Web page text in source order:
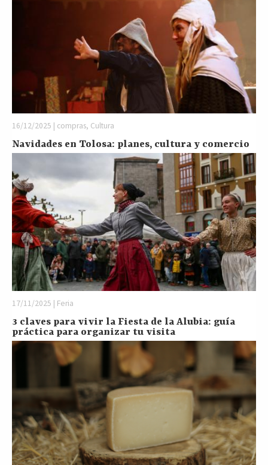
16/12/2025 | compras, Cultura
Navidades en Tolosa: planes, cultura y comercio
17/11/2025 | Feria
3 claves para vivir la Fiesta de la Alubia: guía
práctica para organizar tu visita